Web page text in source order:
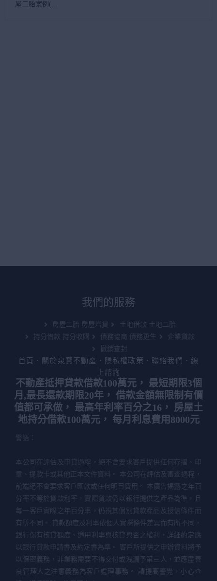
屋二胎案例(...
我們的服務
房屋二胎 房屋增貸
土地借款 土地二胎
持分借款 持分收購
債務協商 債務更生
企業貸款
撤銷查封
首頁 ． 關於泉寶不動產 ． 隱私權政策 ． 聯絡我們 ． 線
上諮詢
不動產抵押貸款借款100萬元， 最短期限3個
月,最長還款期限20年， 借款金額無限制有價
值都可承做， 最高年利率百分之16， 房屋土
地持分借款100萬元， 每月利息費用8000元
警語：
本公司在評估及申貸過程，絕不會要求客戶提供任何存摺、印
章、提款卡或其他正本文件資料。 本公司在評估及審查過程，
前端絕不會要求客戶匯款或任何明目費用。 本廣告揭露之年百
分率不等於貸款利率，實際貸款仍以銀行提供之產品為準，且
每一客戶實際之年百分率，仍視其個別貸款產品及授信條件而
有所不同。 貸款額度及利率依個人實際條件差異而有所不同，
銀行保有核貸額度、適用利率與核貸與否之權利，詳細約定應
以銀行貸款申請書及約定書為準。 客戶所提供之申辦資料將予
以保密義務，非業務需要不得交付或洩漏予第三人，並應盡善
良管理人之注意義務為客戶處理事務。 請提高警覺，小心查